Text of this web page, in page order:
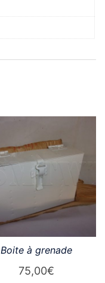
Boite à grenade
75,00€